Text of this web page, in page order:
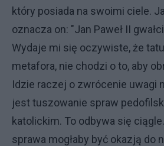
który posiada na swoimi ciele.
oznacza on: "Jan Paweł II
Wydaje mi się oczywiste, że
metafora, nie chodzi o to, aby
Idzie raczej o zwrócenie uwagi
jest tuszowanie spraw
katolickim. To odbywa się
sprawa mogłaby być okazją do